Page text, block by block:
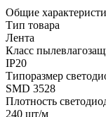
Общие
Тип товара
Лента
Класс
IP20
Типоразмер
SMD 3528
Плотность
240 шт/м